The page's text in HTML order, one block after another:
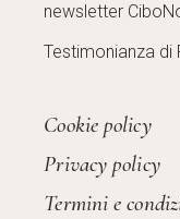
newsletter
Testimonianza
Cookie policy
Privacy policy
Termini e